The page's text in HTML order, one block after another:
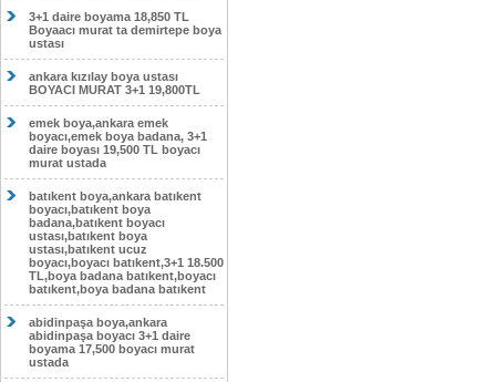
3+1 daire boyama 18,850 TL
Boyaacı murat ta demirtepe boya
ustası
ankara kızılay boya ustası
BOYACI MURAT 3+1 19,800TL
emek boya,ankara emek
boyacı,emek boya badana, 3+1
daire boyası 19,500 TL boyacı
murat ustada
batıkent boya,ankara batıkent
boyacı,batıkent boya
badana,batıkent boyacı
ustası,batıkent boya
ustası,batıkent ucuz
boyacı,boyacı batıkent,3+1 18.500
TL,boya badana batıkent,boyacı
batıkent,boya badana batıkent
abidinpaşa boya,ankara
abidinpaşa boyacı 3+1 daire
boyama 17,500 boyacı murat
ustada